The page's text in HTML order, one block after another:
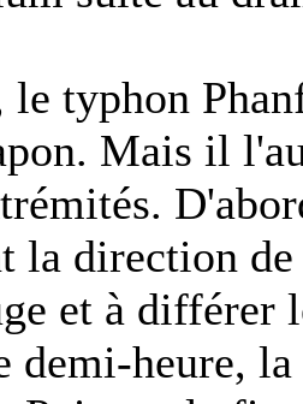
typhon
Mais il
la direction
et à différer
demi-heure,